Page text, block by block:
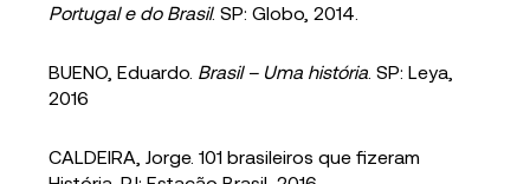
Portugal e do Brasil. SP: Globo, 2014.
BUENO, Eduardo. Brasil – Uma história . SP: Leya,
2016
CALDEIRA, Jorge. 101 brasileiros que fizeram